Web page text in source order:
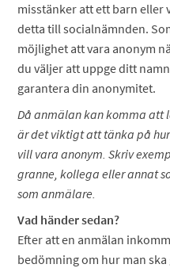
misstänker att ett barn eller
detta till socialnämnden.
möjlighet att vara anonym
du väljer att uppge ditt
garantera din anonymitet.
Då anmälan kan komma att
är det viktigt att tänka på
vill vara anonym. Skriv
granne, kollega eller annat
som anmälare.
Vad händer sedan?
Efter att en anmälan
bedömning om hur man